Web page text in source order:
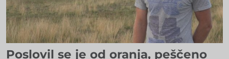
Poslovil se je od oranja, peščeno